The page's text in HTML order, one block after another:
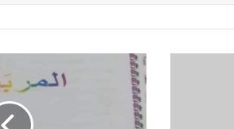
كراس
المشاريع
السنة
الخامسة